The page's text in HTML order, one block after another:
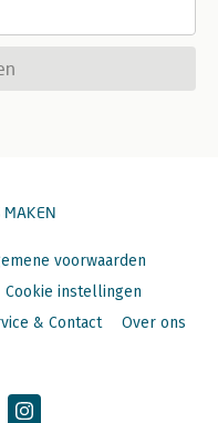
MAKEN
voorwaarden
Cookie instellingen
& Contact Over ons